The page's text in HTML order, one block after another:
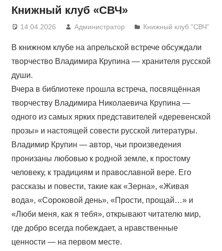
Книжный клуб «СВЧ»
14.04.2026 Администратор Книжный клуб "СВЧ"
В книжном клубе на апрельской встрече обсуждали
творчество Владимира Крупина — хранителя русской
души.
Вчера в библиотеке прошла встреча, посвящённая
творчеству Владимира Николаевича Крупина —
одного из самых ярких представителей «деревенской
прозы» и настоящей совести русской литературы.
Владимир Крупин — автор, чьи произведения
пронизаны любовью к родной земле, к простому
человеку, к традициям и православной вере. Его
рассказы и повести, такие как «Зерна», «Живая
вода», «Сороковой день», «Прости, прощай…» и
«Люби меня, как я тебя», открывают читателю мир,
где добро всегда побеждает, а нравственные
ценности — на первом месте.